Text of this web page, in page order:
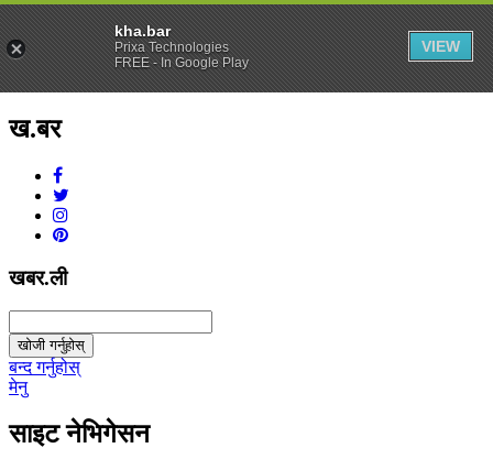
ख.बर
खबर.ली
खोजी गर्नुहोस्
बन्द गर्नुहोस्
मेनु
साइट नेभिगेसन
kha.bar
Prixa Technologies
FREE - In Google Play
VIEW